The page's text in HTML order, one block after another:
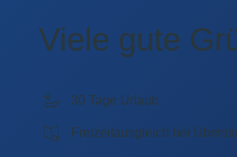
Viele gute
30 Tage Urlaub
Freizeitausgleich bei